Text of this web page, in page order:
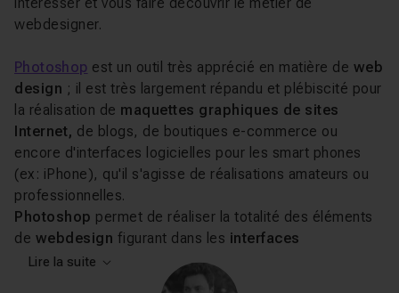
webdesigner.
Photoshop est un outil très apprécié en matière de web
design ; il est très largement répandu et plébiscité pour
la réalisation de maquettes graphiques de sites
Internet, de blogs, de boutiques e-commerce ou
encore d'interfaces logicielles pour les smart phones
(ex: iPhone), qu'il s'agisse de réalisations amateurs ou
professionnelles.
Photoshop permet de réaliser la totalité des éléments
de webdesign figurant dans les interfaces
graphiquesprésentes sur le Web : bannières (animées
ou non), barres de menus, boutons, logos, zones de
Lire la suite